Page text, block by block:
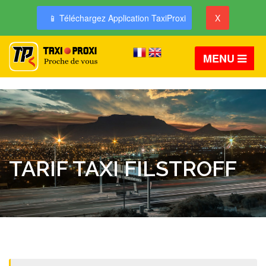
📱 Téléchargez Application TaxiProxi X
MENU
TARIF TAXI FILSTROFF